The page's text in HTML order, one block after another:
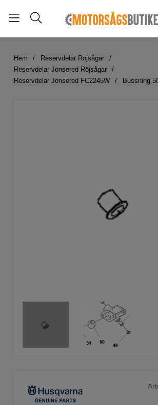
Hem
Reservdelar Röjsågar
Reservdelar Jonsered Röjsågar
Reservdelar Jonsered FC2245W
Bussning